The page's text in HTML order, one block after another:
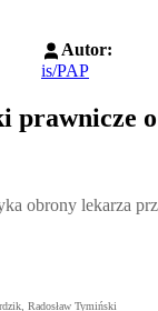
Autor:
is/PAP
prawnicze
lekarza przed
obrony lekarza
Radosław Tymiński